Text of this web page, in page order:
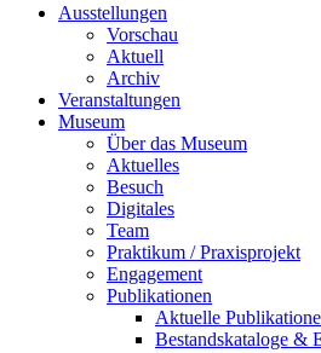
Ausstellungen
Vorschau
Aktuell
Archiv
Veranstaltungen
Museum
Über das Museum
Aktuelles
Besuch
Digitales
Team
Praktikum / Praxisprojekt
Engagement
Publikationen
Aktuelle
Bestandskataloge &